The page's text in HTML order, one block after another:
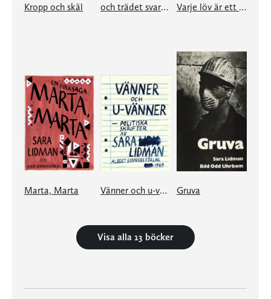
Kropp och skäl och trädet svarade Varje löv är ett öga
Marta, Marta Vänner och u-vänner Gruva
Visa alla 13 böcker